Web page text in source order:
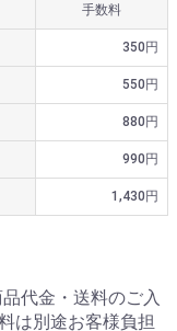
手数料
350円
550円
880円
990円
1,430円
代金・送料のご入
は別途お客様負担